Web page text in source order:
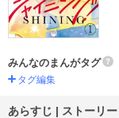
みんなのまんがタグ
タグ編集
あらすじ | ストーリー